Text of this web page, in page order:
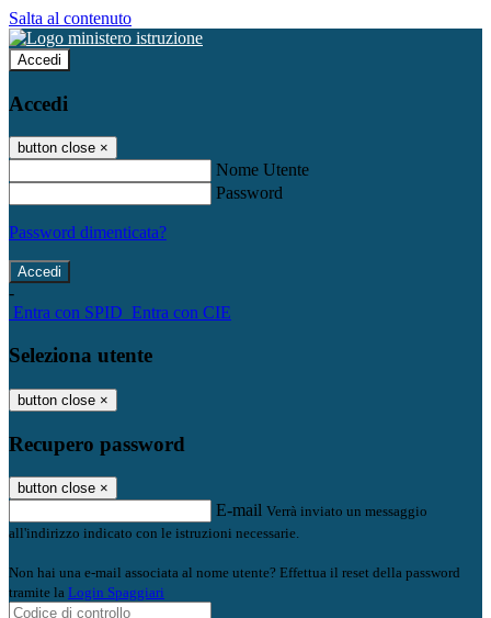
Salta al contenuto
Accedi
Accedi
button close ×
Nome Utente
Password
Password dimenticata?
-
Entra con SPID Entra con CIE
Seleziona utente
button close ×
Recupero password
button close ×
E-mail Verrà inviato un messaggio
all'indirizzo indicato con le istruzioni necessarie.
Non hai una e-mail associata al nome utente? Effettua il reset della password
tramite la Login Spaggiari